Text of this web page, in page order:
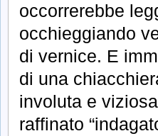
occorrerebbe
occhieggiando
di vernice. E
di una
involuta e
raffinato